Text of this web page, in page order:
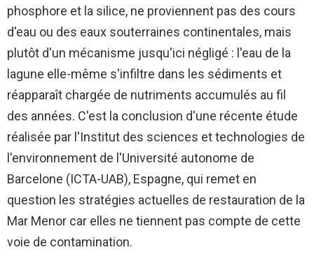
phosphore et la silice, ne proviennent pas des cours
d'eau ou des eaux souterraines continentales, mais
plutôt d'un mécanisme jusqu'ici négligé : l'eau de la
lagune elle-même s'infiltre dans les sédiments et
réapparaît chargée de nutriments accumulés au fil
des années. C'est la conclusion d'une récente étude
réalisée par l'Institut des sciences et technologies de
l'environnement de l'Université autonome de
Barcelone (ICTA-UAB), Espagne, qui remet en
question les stratégies actuelles de restauration de la
Mar Menor car elles ne tiennent pas compte de cette
voie de contamination.